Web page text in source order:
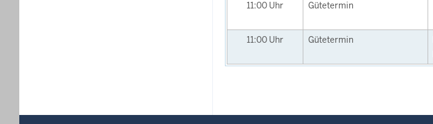
11:00 Uhr Gütetermin
11:00 Uhr Gütetermin